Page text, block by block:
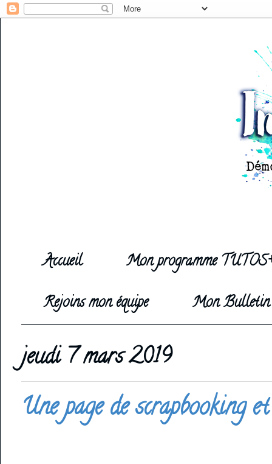
Accueil
Mon programme
Rejoins mon équipe
Mon
jeudi 7 mars 2019
Une page de scrapbooking